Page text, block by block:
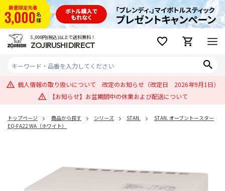
5,000円(税込)以上で送料無料！
ZOJIRUSHI DIRECT
個人情報の取り扱いについて 改定のお知らせ（改定日 2026年9月1日）
【お知らせ】お盆期間中の休業および配送について
トップページ 商品から探す シリーズ STAN.
STAN. オーブントースター
EQ-FA22 WA（ホワイト）